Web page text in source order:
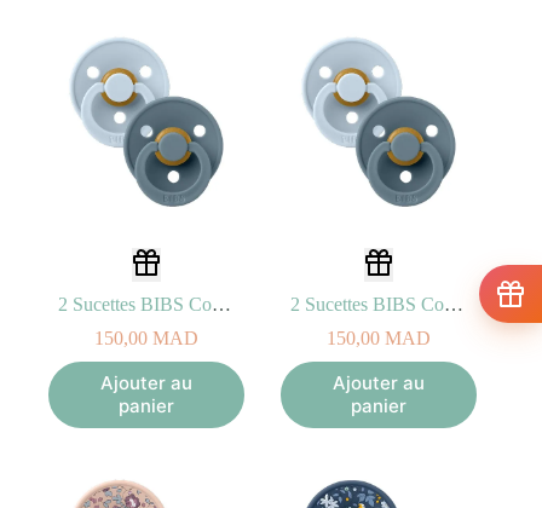
2 Sucettes BIBS Colour Symetric Baby Blue / Petrol (0-6mois)
150,00 MAD
Ajouter au
panier
2 Sucettes BIBS Colour Symetric Baby Blue / Petrol (6-18mois)
150,00 MAD
Ajouter au
panier